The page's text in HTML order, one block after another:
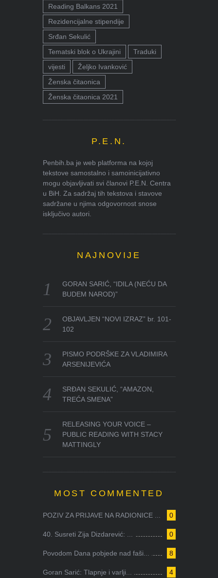
Reading Balkans 2021
Rezidencijalne stipendije
Srđan Sekulić
Tematski blok o Ukrajini
Traduki
vijesti
Željko Ivanković
Ženska čitaonica
Ženska čitaonica 2021
P.E.N.
Penbih.ba je web platforma na kojoj
tekstove samostalno i samoinicijativno
mogu objavljivati svi članovi P.E.N. Centra
u BiH. Za sadržaj tih tekstova i stavove
sadržane u njima odgovornost snose
isključivo autori.
NAJNOVIJE
GORAN SARIĆ, “IDILA (NEĆU DA
BUDEM NAROD)”
OBJAVLJEN “NOVI IZRAZ” br. 101-
102
PISMO PODRŠKE ZA VLADIMIRA
ARSENIJEVIĆA
SRĐAN SEKULIĆ, “AMAZON,
TREĆA SMENA”
RELEASING YOUR VOICE –
PUBLIC READING WITH STACY
MATTINGLY
MOST COMMENTED
0
POZIV ZA PRIJAVE NA RADIONICE ...
0
40. Susreti Zija Dizdarević: ...
8
Povodom Dana pobjede nad faši...
4
Goran Sarić: Tlapnje i varlji...